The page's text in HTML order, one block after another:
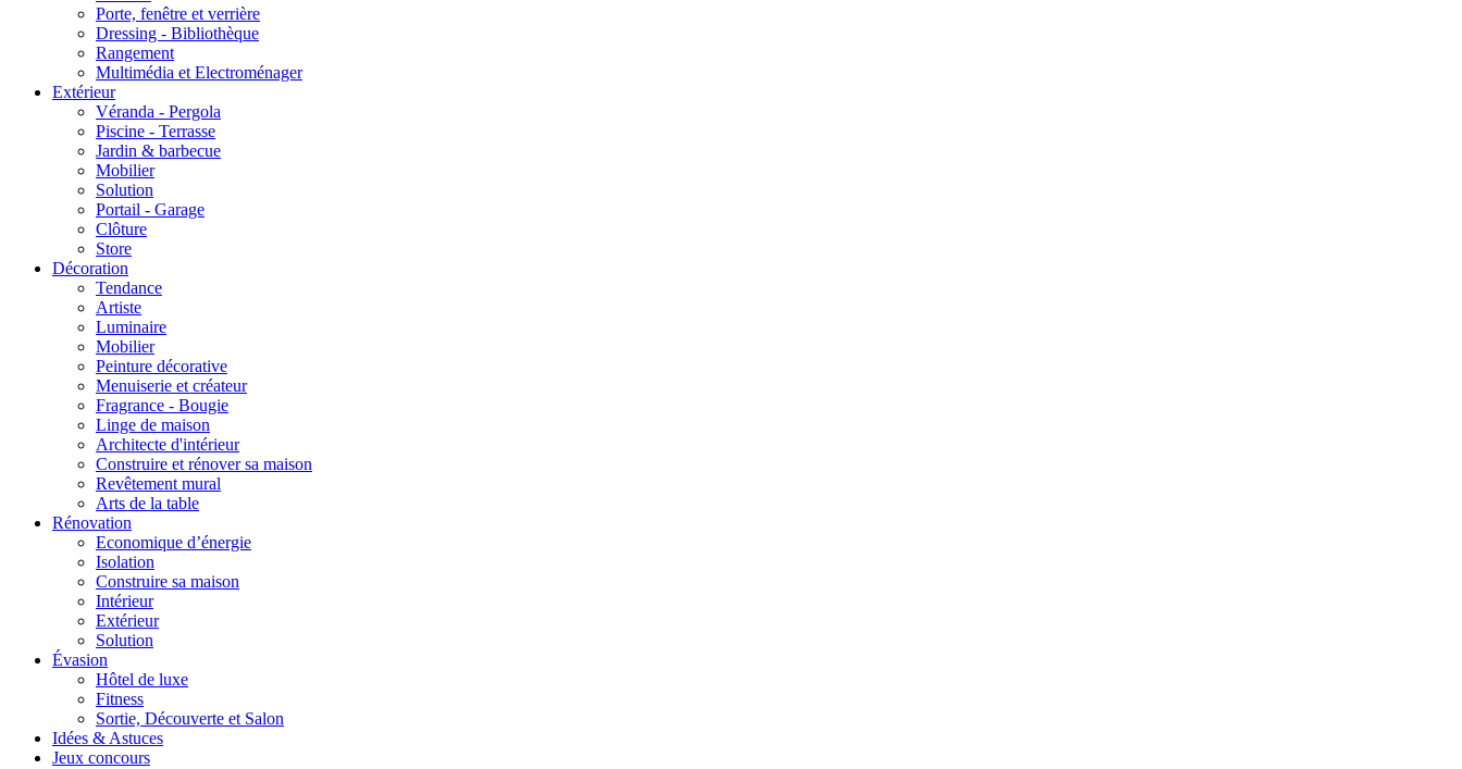
Porte, fenêtre et verrière
Dressing - Bibliothèque
Rangement
Multimédia et Electroménager
Extérieur
Véranda - Pergola
Piscine - Terrasse
Jardin & barbecue
Mobilier
Solution
Portail - Garage
Clôture
Store
Décoration
Tendance
Artiste
Luminaire
Mobilier
Peinture décorative
Menuiserie et créateur
Fragrance - Bougie
Linge de maison
Architecte d'intérieur
Construire et rénover sa maison
Revêtement mural
Arts de la table
Rénovation
Economique d’énergie
Isolation
Construire sa maison
Intérieur
Extérieur
Solution
Évasion
Hôtel de luxe
Fitness
Sortie, Découverte et Salon
Idées & Astuces
Jeux concours